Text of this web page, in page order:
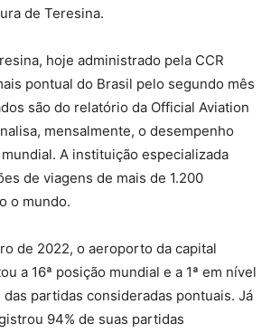
de Teresina.
hoje administrado pela CCR
pontual do Brasil pelo segundo mês
são do relatório da Official Aviation
mensalmente, o desempenho
A instituição especializada
de viagens de mais de 1.200
o mundo.
de 2022, o aeroporto da capital
a 16ª posição mundial e a 1ª em nível
das partidas consideradas pontuais. Já
94% de suas partidas